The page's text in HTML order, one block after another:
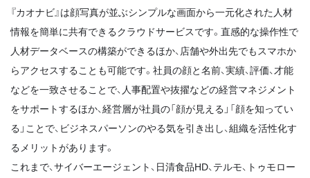
『カオナビ』は顔写真が並ぶシンプルな画面から一元化された人材
情報を簡単に共有できるクラウドサービスです。直感的な操作性で
人材データベースの構築ができるほか、店舗や外出先でもスマホか
らアクセスすることも可能です。社員の顔と名前、実績、評価、才能
などを一致させることで、人事配置や抜擢などの経営マネジメント
をサポートするほか、経営層が社員の「顔が見える」「顔を知ってい
る」ことで、ビジネスパーソンのやる気を引き出し、組織を活性化す
るメリットがあります。
これまで、サイバーエージェント、日清食品HD、テルモ、トゥモロー